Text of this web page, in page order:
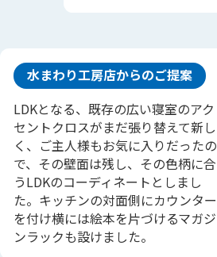
水まわり工房店からのご提案
LDKとなる、既存の広い寝室のアク
セントクロスがまだ張り替えて新し
く、ご主人様もお気に入りだったの
で、その壁面は残し、その色柄に合
うLDKのコーディネートとしまし
た。キッチンの対面側にカウンター
を付け横には絵本を片づけるマガジ
ンラックも設けました。